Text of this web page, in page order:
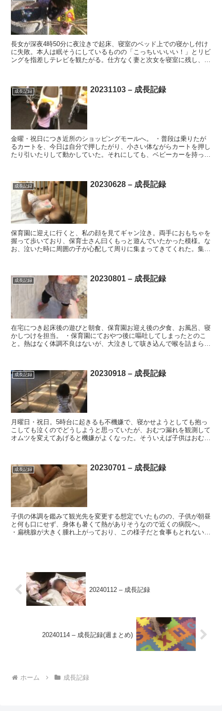
長女が深夜4時50分に夜泣きで起床、寝室のベッド上での寝かし付け
に失敗。本人は眠そうにしているものの「こっちいいいい！」とリビ
ングを指差しテレビを観たがる。仕方なく妻と次女を寝室に残し、掛
成長記録 20231103 – 成長記録
金曜・祝日につき近所のショッピングモールへ。 ・普段は乗りたが
るカートを、今日は自分で押したがり、小さい体ながらカートを押し
たり引いたりして動かしていた。それにしても、ベビーカーを持って
成長記録 20230628 – 成長記録
保育園に迎えに行くと、私の顔を見てギャン泣き。両手におもちゃを
握って歩いており、保育士さん曰くもっと遊んでいたかった模様。な
お、泣いた時に周囲の子が心配して周りに集まってきてくれた。集団
成長記録 20230801 – 成長記録
在宅につき起床後の遊びと朝食、保育園お迎え後の夕食、お風呂、寝
かしつけを担当。 ・保育園にておやつ後に嘔吐してしまったとのこ
と。熱はなく体調不良はないが、大泣きして咳き込んで喉を詰まらせ
成長記録 20230918 – 成長記録
月曜日・祝日。5時台に起きるも不機嫌で、寝かせようとしても抱っ
こしても泣くのでどうしようと思っていたが、おむつ漏れを観測して
オムツを変えてあげると機嫌がよくなった。そういえば子供はおむつ
成長記録 20230701 – 成長記録
子供の体調を鑑みて観光先を変更する想定でいたものの、子供が朝昼
と何も口にせず、身体も暑くて熱がありそうなので近くの病院へ。
・扁桃腺が大きく腫れ上がっており、この様子だと食事もとれないだ
20240112 – 成長記録
20240114 – 成長記録(週まとめ)
ホーム 成長記録